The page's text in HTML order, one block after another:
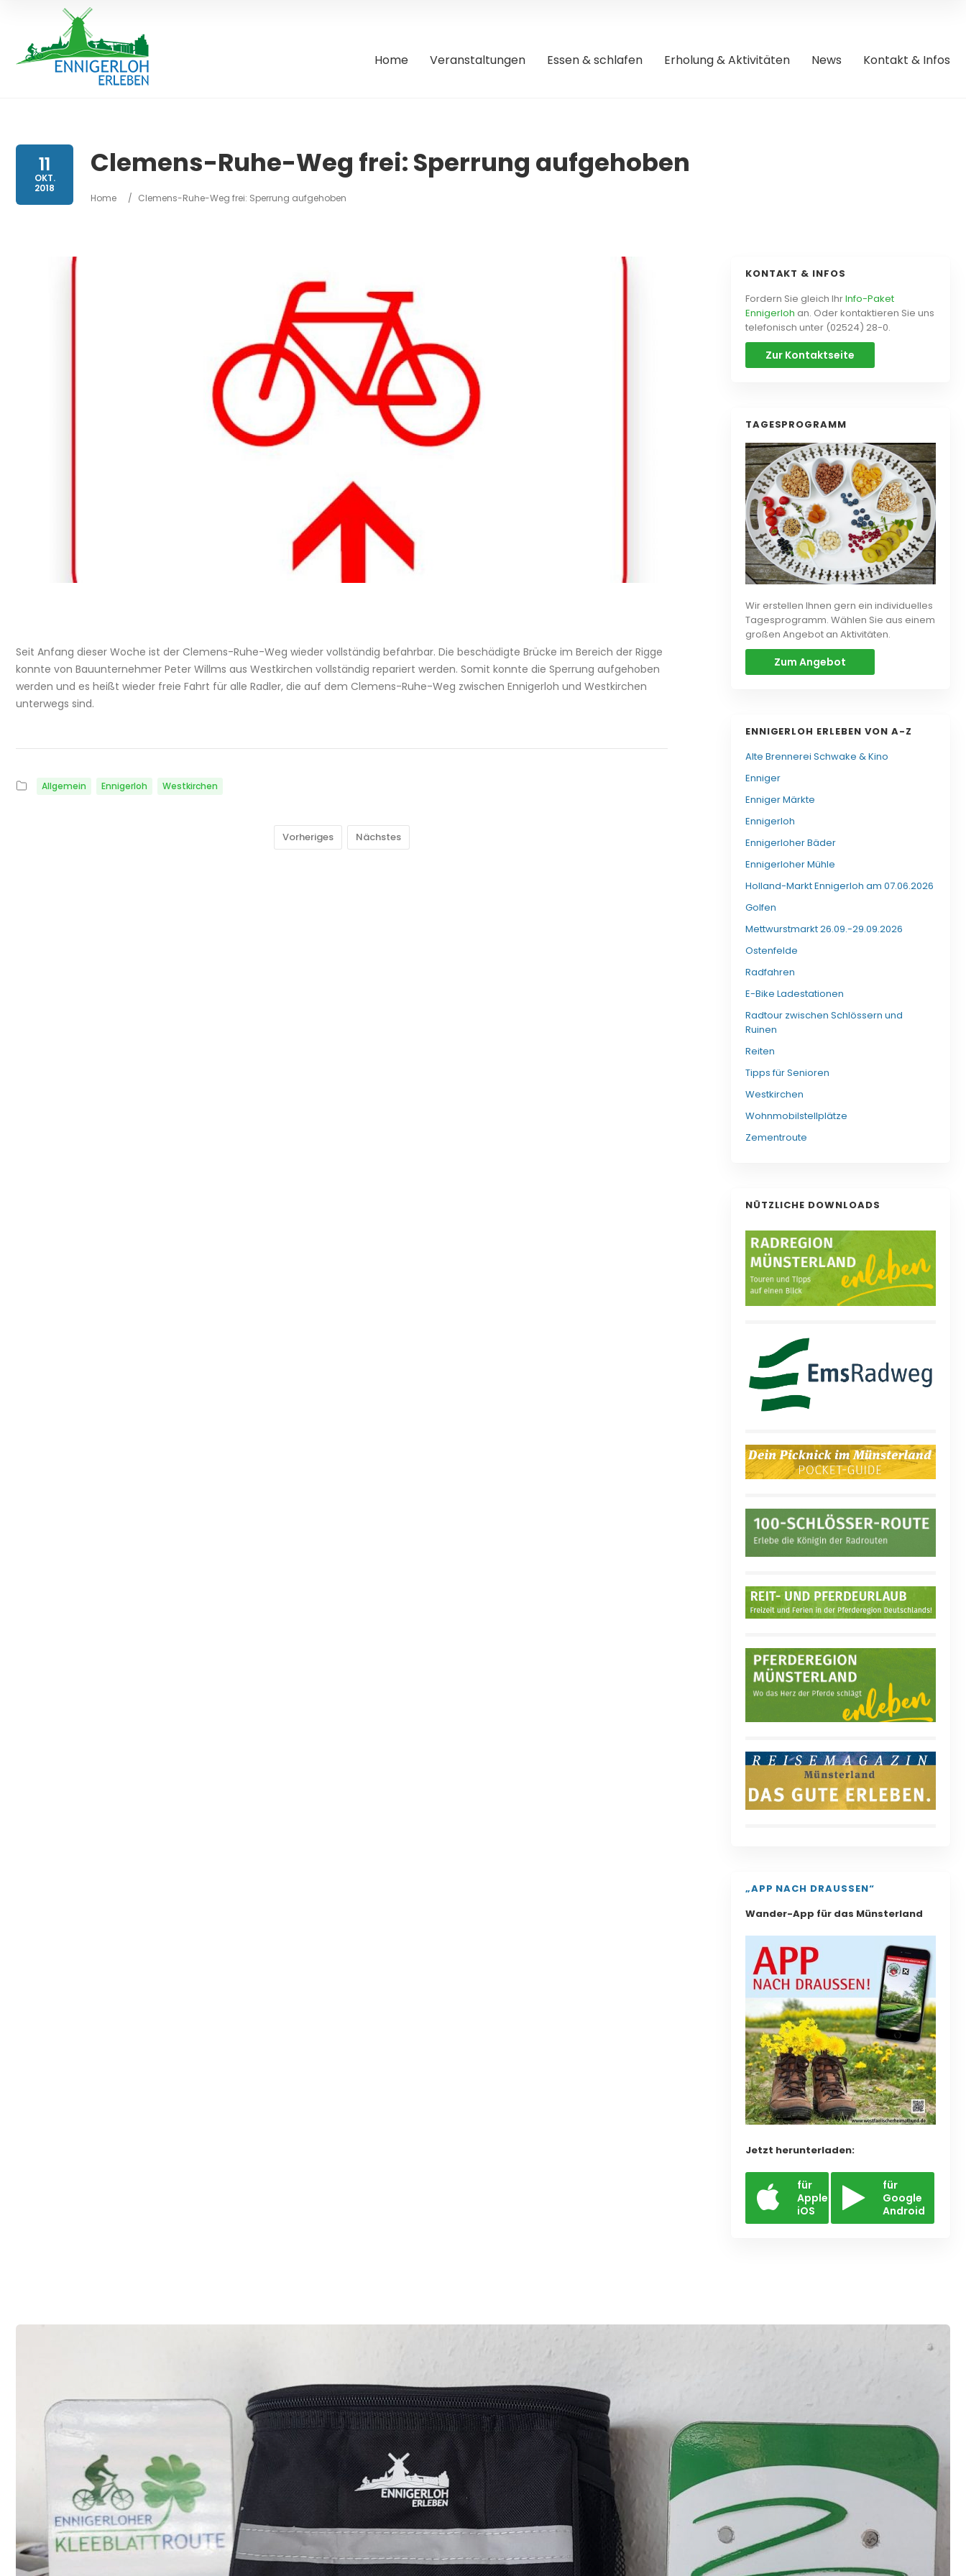
Home Veranstaltungen Essen & schlafen Erholung & Aktivitäten News Kontakt & Infos
11
OKT.
2018
Clemens-Ruhe-Weg frei: Sperrung aufgehoben
Home / Clemens-Ruhe-Weg frei: Sperrung aufgehoben
Seit Anfang dieser Woche ist der Clemens-Ruhe-Weg wieder vollständig befahrbar. Die beschädigte Brücke im Bereich der Rigge
konnte von Bauunternehmer Peter Willms aus Westkirchen vollständig repariert werden. Somit konnte die Sperrung aufgehoben
werden und es heißt wieder freie Fahrt für alle Radler, die auf dem Clemens-Ruhe-Weg zwischen Ennigerloh und Westkirchen
unterwegs sind.
Allgemein Ennigerloh Westkirchen
Vorheriges Nächstes
KONTAKT & INFOS
Fordern Sie gleich IhrInfo-Paket
Ennigerloh an. Oder kontaktieren Sie uns
telefonisch unter (02524) 28-0.
Zur Kontaktseite
TAGESPROGRAMM
Wir erstellen Ihnen gern ein individuelles
Tagesprogramm. Wählen Sie aus einem
großen Angebot an Aktivitäten.
Zum Angebot
ENNIGERLOH ERLEBEN VON A-Z
Alte Brennerei Schwake & Kino
Enniger
Enniger Märkte
Ennigerloh
Ennigerloher Bäder
Ennigerloher Mühle
Holland-Markt Ennigerloh am 07.06.2026
Golfen
Mettwurstmarkt 26.09.-29.09.2026
Ostenfelde
Radfahren
E-Bike Ladestationen
Radtour zwischen Schlössern und
Ruinen
Reiten
Tipps für Senioren
Westkirchen
Wohnmobilstellplätze
Zementroute
NÜTZLICHE DOWNLOADS
„APP NACH DRAUSSEN“
Wander-App für das Münsterland
Jetzt herunterladen:
für
Apple
iOS
für
Google
Android